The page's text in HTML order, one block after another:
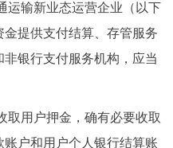
输新业态运营企业（以下
提供支付结算、存管服务
银行支付服务机构，应当
用户押金，确有必要收取
户和用户个人银行结算账